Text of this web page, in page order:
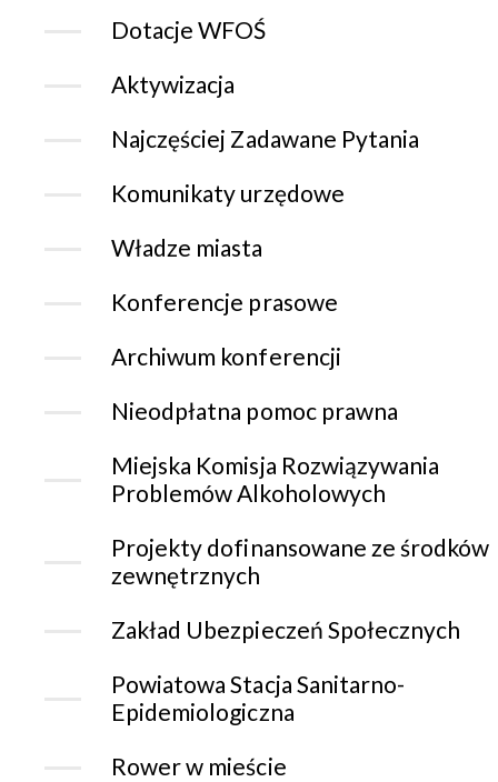
Dotacje WFOŚ
Aktywizacja
Najczęściej Zadawane Pytania
Komunikaty urzędowe
Władze miasta
Konferencje prasowe
Archiwum konferencji
Nieodpłatna pomoc prawna
Miejska Komisja Rozwiązywania
Problemów Alkoholowych
Projekty dofinansowane ze środków
zewnętrznych
Zakład Ubezpieczeń Społecznych
Powiatowa Stacja Sanitarno-
Epidemiologiczna
Rower w mieście